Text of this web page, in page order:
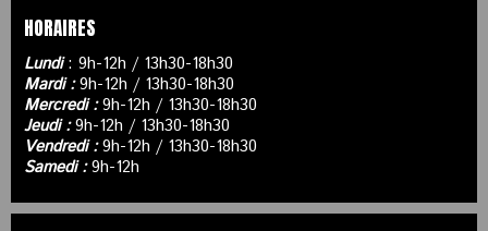
HORAIRES
Lundi: 9h-12h / 13h30-18h30
Mardi :9h-12h / 13h30-18h30
Mercredi :9h-12h / 13h30-18h30
Jeudi :9h-12h / 13h30-18h30
Vendredi :9h-12h / 13h30-18h30
Samedi :9h-12h